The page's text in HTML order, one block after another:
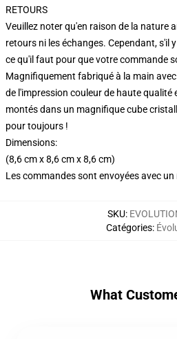
RETOURS
Veuillez noter qu'en raison de la nature
retours ni les échanges. Cependant, s'il
ce qu'il faut pour que votre commande
Magnifiquement fabriqué à la main
de l'impression couleur de haute qualité
montés dans un magnifique cube
pour toujours !
Dimensions:
(8,6 cm x 8,6 cm x 8,6 cm)
Les commandes sont envoyées avec un
SKU:
Catégories:
What